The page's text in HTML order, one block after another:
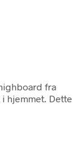
highboard fra
hjemmet. Dette